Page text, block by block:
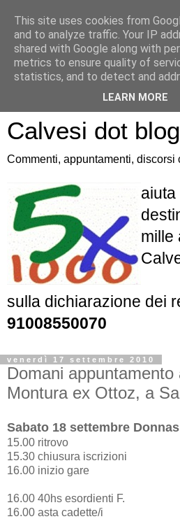
Atletica
Calvesi dot blog
Commenti, appuntamenti, discorsi
mille
sulla dichiarazione dei
91008550070
venerdì 17 settembre 2010
Domani appuntamento
Montura ex Ottoz, a
Sabato 18 settembre Donnas
15.00 ritrovo
15.30 chiusura iscrizioni
16.00 inizio gare
16.00 40hs esordienti F.
16.00 asta cadette/i
This site uses cookies from
and to analyze traffic. Your IP
shared with Google along with
metrics to ensure quality of
statistics, and to detect and
LEARN MORE